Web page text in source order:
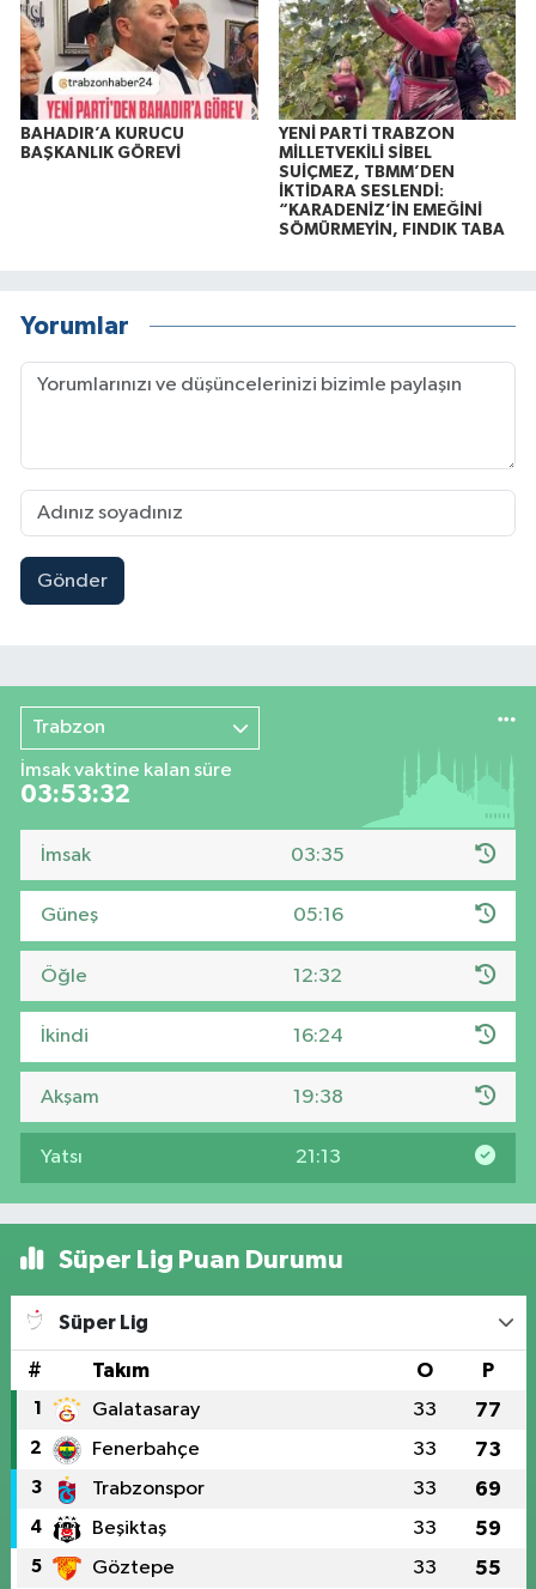
BAHADIR’A KURUCU
BAŞKANLIK GÖREVİ
YENİ PARTİ TRABZON
MİLLETVEKİLİ SİBEL
SUİÇMEZ, TBMM’DEN
İKTİDARA SESLENDİ:
“KARADENİZ’İN EMEĞİNİ
SÖMÜRMEYİN, FINDIK TABA
Yorumlar
Gönder
Trabzon
İmsak vaktine kalan süre
03:53:31
İmsak 03:35
Güneş 05:16
Öğle 12:32
İkindi 16:24
Akşam 19:38
Yatsı 21:13
Süper Lig Puan Durumu
Süper Lig
# Takım O P
1 Galatasaray 33 77
2 Fenerbahçe 33 73
3 Trabzonspor 33 69
4 Beşiktaş 33 59
5 Göztepe 33 55